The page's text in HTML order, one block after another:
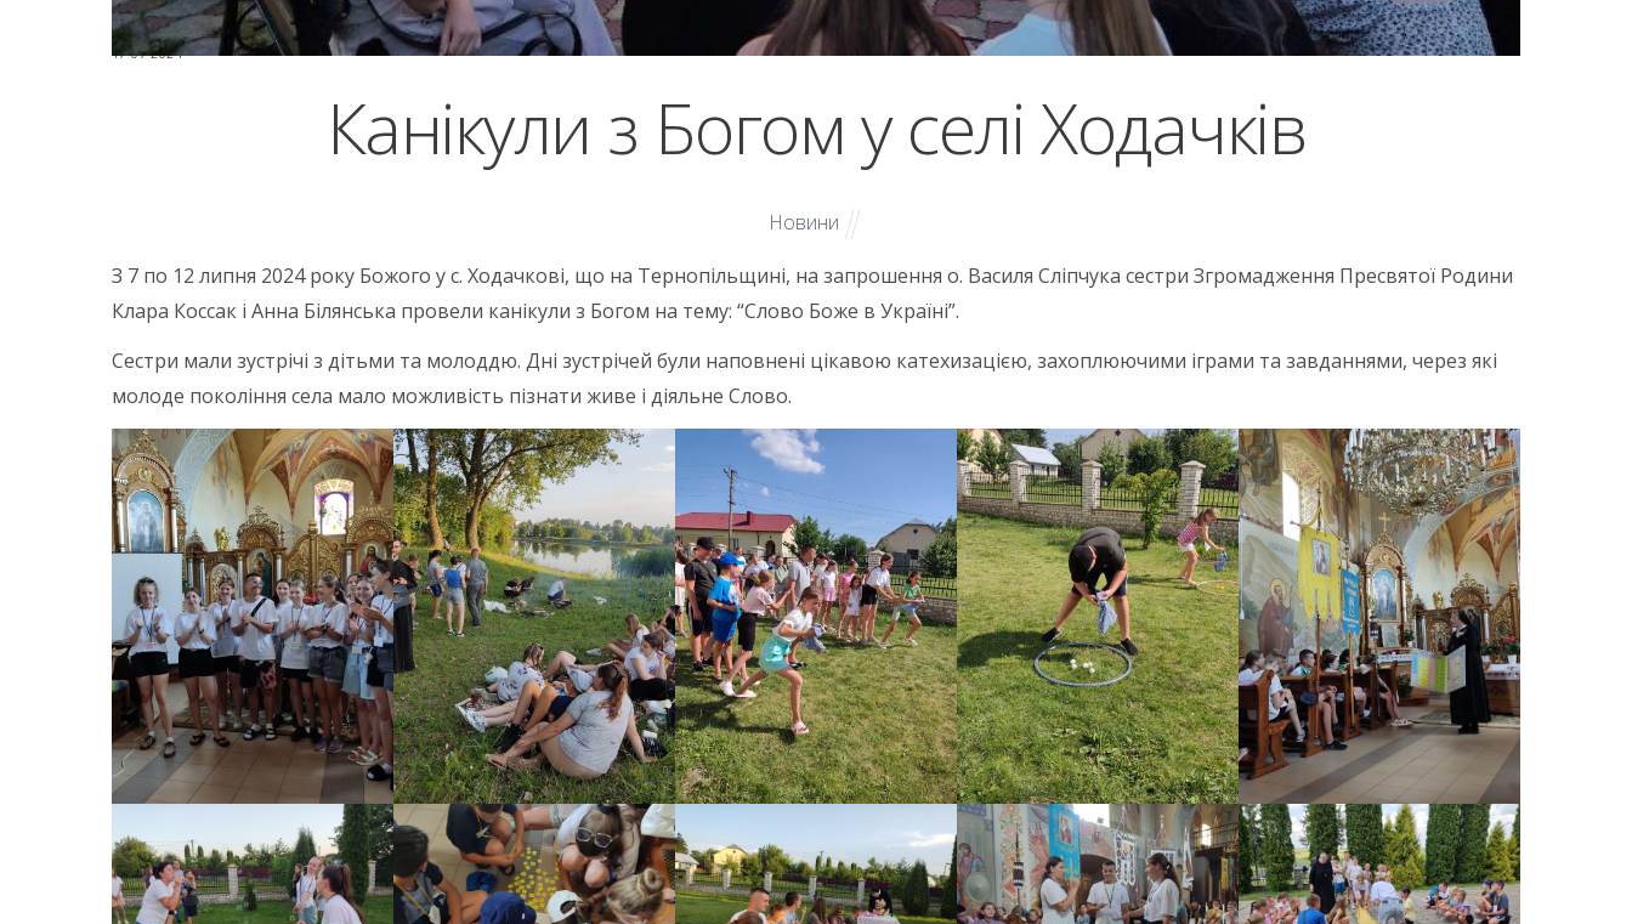
17-07-2024
Канікули з Богом у селі Ходачків
Новини
З 7 по 12 липня 2024 року Божого у с. Ходачкові, що на Тернопільщині, на запрошення о. Василя Сліпчука сестри Згромадження Пресвятої Родини
Клара Коссак і Анна Білянська провели канікули з Богом на тему: “Слово Боже в Україні”.
Сестри мали зустрічі з дітьми та молоддю. Дні зустрічей були наповнені цікавою катехизацією, захоплюючими іграми та завданнями, через які
молоде покоління села мало можливість пізнати живе і діяльне Слово.